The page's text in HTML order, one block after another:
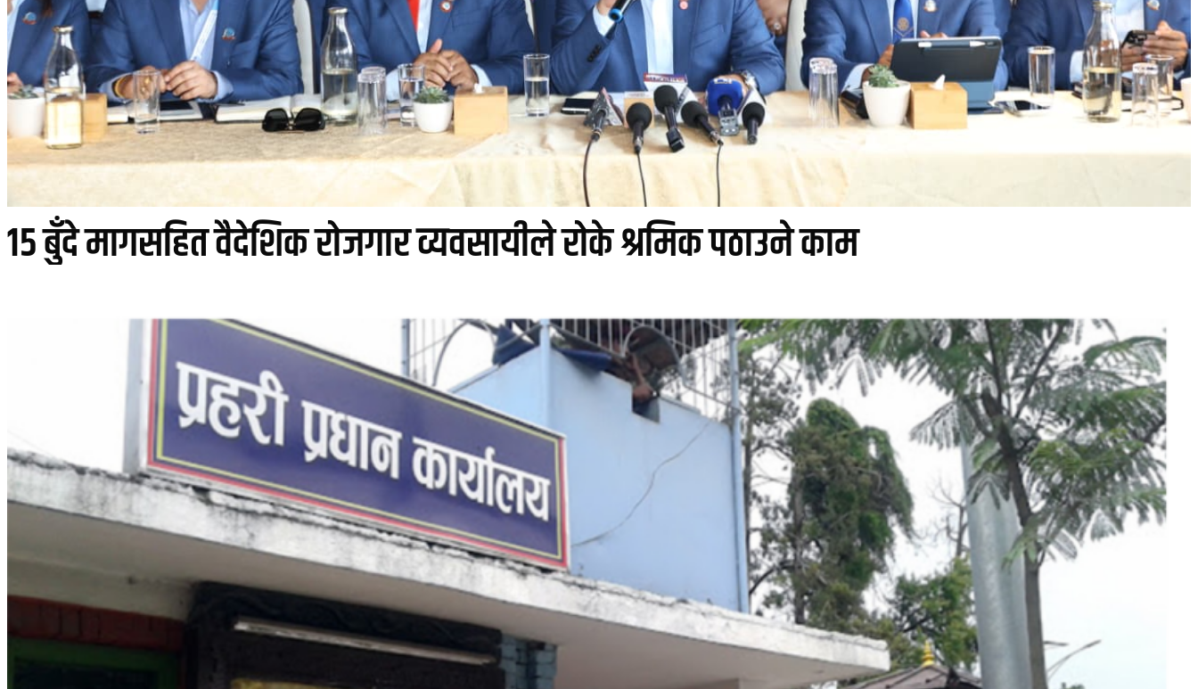
१५ बुँदे मागसहित वैदेशिक रोजगार व्यवसायीले रोके श्रमिक पठाउने काम